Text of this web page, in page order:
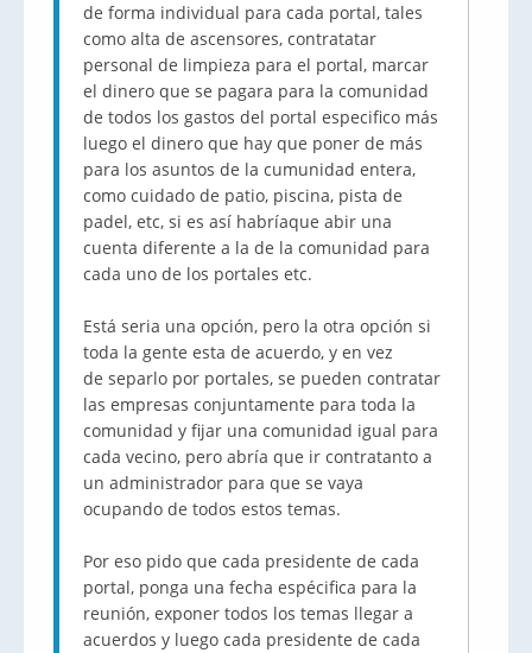
de forma individual para cada portal, tales
como alta de ascensores, contratatar
personal de limpieza para el portal, marcar
el dinero que se pagara para la comunidad
de todos los gastos del portal especifico más
luego el dinero que hay que poner de más
para los asuntos de la cumunidad entera,
como cuidado de patio, piscina, pista de
padel, etc, si es así habríaque abir una
cuenta diferente a la de la comunidad para
cada uno de los portales etc.
Está seria una opción, pero la otra opción si
toda la gente esta de acuerdo, y en vez
de separlo por portales, se pueden contratar
las empresas conjuntamente para toda la
comunidad y fijar una comunidad igual para
cada vecino, pero abría que ir contratanto a
un administrador para que se vaya
ocupando de todos estos temas.
Por eso pido que cada presidente de cada
portal, ponga una fecha espécifica para la
reunión, exponer todos los temas llegar a
acuerdos y luego cada presidente de cada